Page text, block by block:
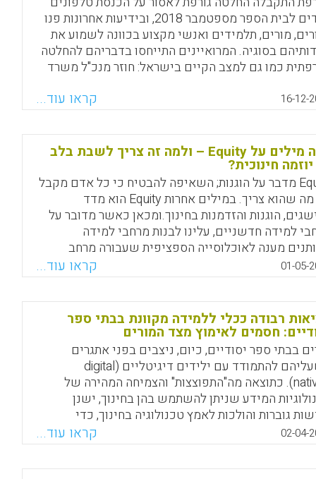
WhatsApp
Facebook
Email
X
ניידים לבית הספר מספטמבר 2018, ובידיעות אחרונות פנו
מורים, תלמידים ואנשי מקצוע בכוונה לשמוע את
בסוגיה. המרואיינים התייחסו בדבריהם להחלטה
כמו גם למצב הקיים בישראל: חוזר מנכ"ל משרד
בתיק כשהם כבויים, אך איסור זה אינו נאכף
רבים.
WhatsApp
Facebook
Email
X
16-12- קראו עוד...
כמה מילים על Equity – ולמה זה צריך לשבת בלב
חינוכית?
Equity מדבר על הוגנות; השאיפה להבטיח כי כל אדם מקבל
את מה שהוא צריך. במילים אחרות Equity הוא מדד
הוגנות והזדמנות בחינוך.ומכאן כאשר מדובר על
למידה חדשניים, עלינו לבנות מרחבי למידה
מענה לאוכלוסייה הספציפית שעבורה מרחב
קמה. להבין לעומק את הרקע והתרבות, את הצרכים
היעד ומשם לצאת לדרך כדי לפתח עבורם מרחב
להם לשגשג ולצמוח (רותי סלומון, 2017).
WhatsApp
Facebook
Email
X
01-05- קראו עוד...
רבודה ככלי ללמידה מקוונת בבתי ספר
חסמים לאימוץ מצד המורים
בבתי ספר יסודיים, כיום, ניצבים בפני אתגרים
כשעליהם להתמודד עם ילידים דיגיטליים (digital
natives). כתוצאה מה"התפוצצות" והצמיחה המהירה של
המידע שניתן להשתמש בהן בחינוך, ישנן
גוברות והולכות לאמץ טכנולוגיה בחינוך, כדי
על התלמידים ללמוד באופן פעיל ולהניע אותם
תהליך למידה אפקטיבי. יישומי מציאות רבודה
(augmented reality) מציגים פוטנציאל טוב לסיפוק
02-04- קראו עוד...